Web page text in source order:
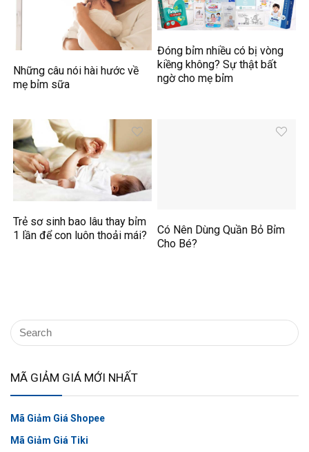
Những câu nói hài hước về
mẹ bỉm sữa
Đóng bỉm nhiều có bị vòng
kiềng không? Sự thật bất
ngờ cho mẹ bỉm
Trẻ sơ sinh bao lâu thay bỉm
1 lần để con luôn thoải mái?
Có Nên Dùng Quần Bỏ Bỉm
Cho Bé?
MÃ GIẢM GIÁ MỚI NHẤT
Mã Giảm Giá Shopee
Mã Giảm Giá Tiki